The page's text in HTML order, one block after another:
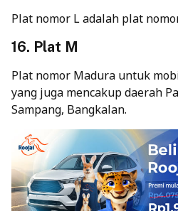
Plat nomor L adalah plat
16. Plat M
Plat nomor Madura untuk
yang juga mencakup daerah
Sampang, Bangkalan.